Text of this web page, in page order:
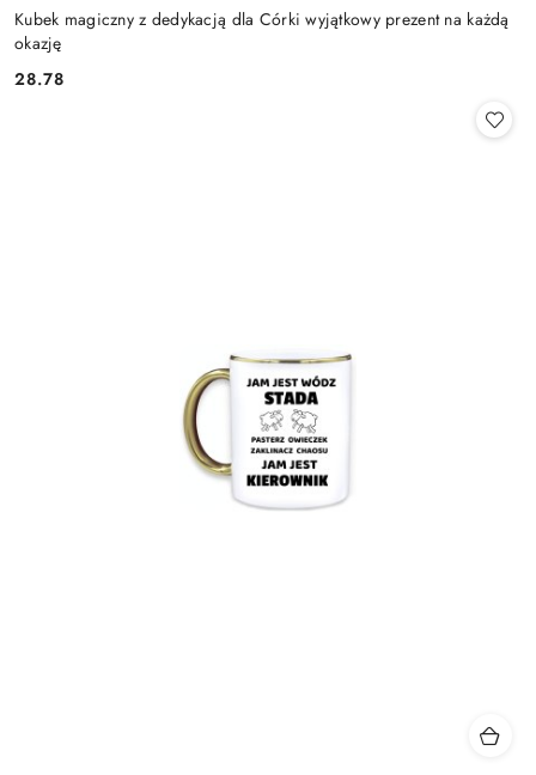
Kubek magiczny z dedykacją dla Córki wyjątkowy prezent na każdą
okazję
Cena:
28.78